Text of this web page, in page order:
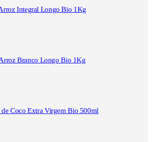
Integral Longo Bio 1Kg
Branco Longo Bio 1Kg
de Coco Extra Virgem Bio 500ml